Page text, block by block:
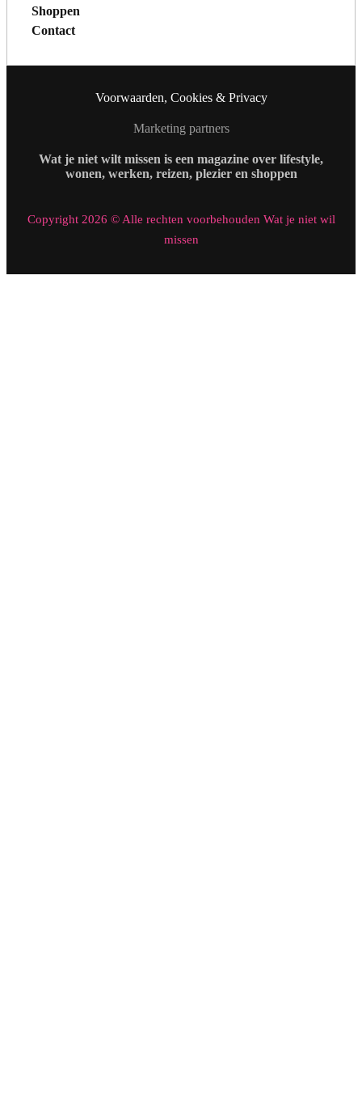
Shoppen
Contact
Voorwaarden, Cookies & Privacy
Marketing partners
Wat je niet wilt missen is een magazine over lifestyle,
wonen, werken, reizen, plezier en shoppen
Copyright 2026 © Alle rechten voorbehouden Wat je niet wil
missen